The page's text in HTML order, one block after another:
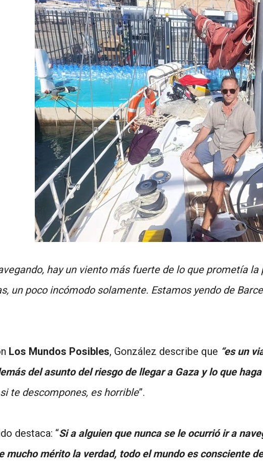
hay un viento más fuerte de lo que prometía
un poco incómodo solamente. Estamos yendo de
Los Mundos Posibles, González describe que “es un
del asunto del riesgo de llegar a Gaza y lo que
te descompones, es horrible”.
destaca: “Si a alguien que nunca se le ocurrió ir a
mucho mérito la verdad, todo el mundo es consciente